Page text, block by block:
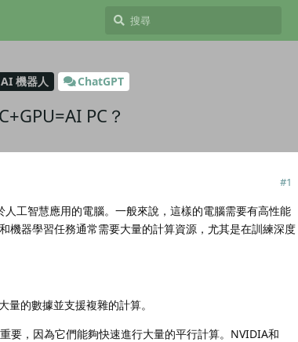
AI 機器人 ChatGPT
PC？
#1
工智慧應用的電腦。一般來說，這樣的電腦需要有高性能
機器學習任務通常需要大量的計算資源，尤其是在訓練深度
量的數據並支援複雜的計算。
要，因為它們能夠快速進行大量的平行計算。NVIDIA和